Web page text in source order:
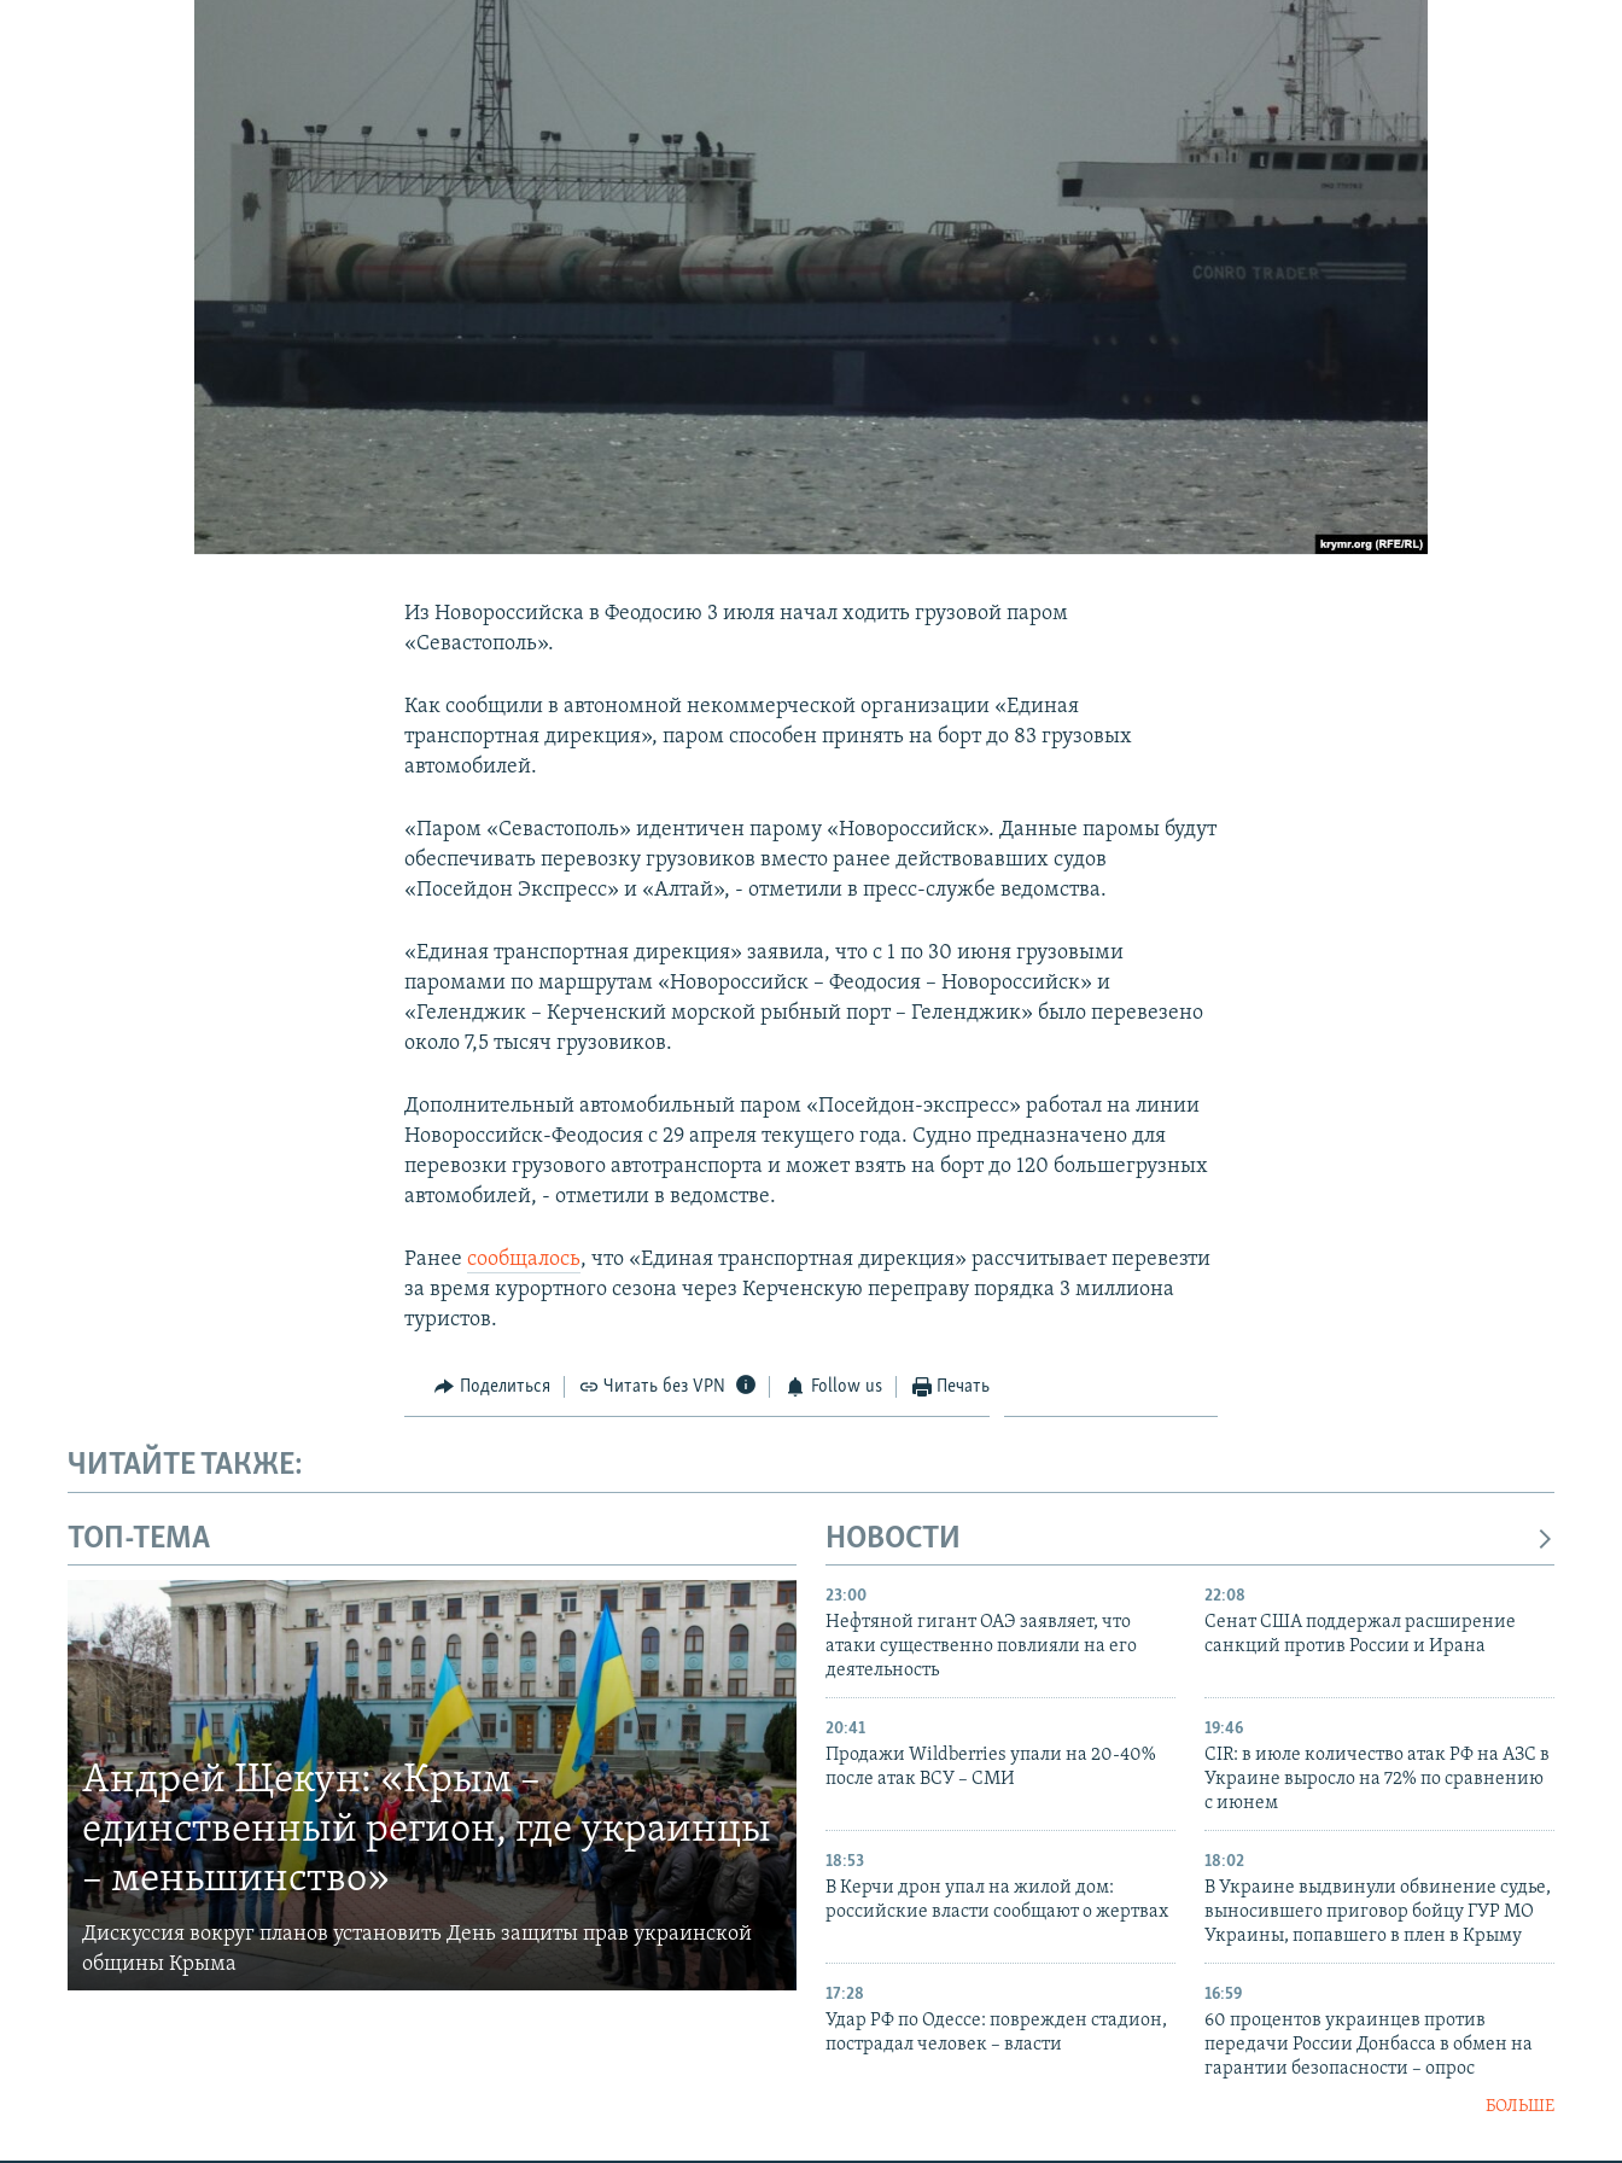
УКРАИНСКАЯ ПРОБЛЕМА КРЫМА
Из Новороссийска в Феодосию 3 июля начал ходить грузовой паром
«Севастополь».
Как сообщили в автономной некоммерческой организации «Единая
транспортная дирекция», паром способен принять на борт до 83 грузовых
автомобилей.
«Паром «Севастополь» идентичен парому «Новороссийск». Данные паромы будут
обеспечивать перевозку грузовиков вместо ранее действовавших судов
«Посейдон Экспресс» и «Алтай», - отметили в пресс-службе ведомства.
«Единая транспортная дирекция» заявила, что с 1 по 30 июня грузовыми
паромами по маршрутам «Новороссийск – Феодосия – Новороссийск» и
«Геленджик – Керченский морской рыбный порт – Геленджик» было перевезено
около 7,5 тысяч грузовиков.
Дополнительный автомобильный паром «Посейдон-экспресс» работал на линии
Новороссийск-Феодосия с 29 апреля текущего года. Судно предназначено для
перевозки грузового автотранспорта и может взять на борт до 120 большегрузных
автомобилей, - отметили в ведомстве.
Ранеесообщалось, что «Единая транспортная дирекция» рассчитывает перевезти
за время курортного сезона через Керченскую переправу порядка 3 миллиона
туристов.
Поделиться Читать без VPN Follow us Печать
ЧИТАЙТЕ ТАКЖЕ:
ТОП-ТЕМА
Андрей Щекун: «Крым –
единственный регион, где украинцы
– меньшинство»
Дискуссия вокруг планов установить День защиты прав украинской
общины Крыма
НОВОСТИ
23:00
Нефтяной гигант ОАЭ заявляет, что
атаки существенно повлияли на его
деятельность
22:08
Сенат США поддержал расширение
санкций против России и Ирана
20:41
Продажи Wildberries упали на 20-40%
после атак ВСУ – СМИ
19:46
CIR: в июле количество атак РФ на АЗС в
Украине выросло на 72% по сравнению
с июнем
18:53
В Керчи дрон упал на жилой дом:
российские власти сообщают о жертвах
18:02
В Украине выдвинули обвинение судье,
выносившего приговор бойцу ГУР МО
Украины, попавшего в плен в Крыму
17:28
Удар РФ по Одессе: поврежден стадион,
пострадал человек – власти
16:59
60 процентов украинцев против
передачи России Донбасса в обмен на
гарантии безопасности – опрос
БОЛЬШЕ